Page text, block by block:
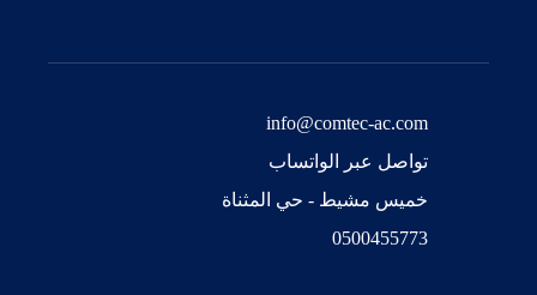
info@comtec-ac.com
تواصل عبر الواتساب
خميس مشيط - حي المثناة
0500455773